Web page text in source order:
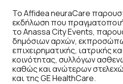
Το Affidea neuraCare
εκδήλωση που
το Anassa City Events,
δημόσιων αρχών,
επιχειρηματικής, ιατρικής
κοινότητας, συλλόγων
καθώς και ανώτερων
και της GE HealthCare.